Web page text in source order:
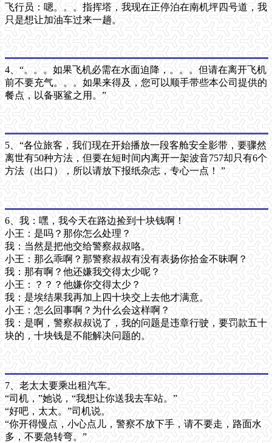
飞行员：嗯。。。指挥塔，我现在正停泊在南机坪四号道，我
只是想让加油车过来一趟。
4、“。。。如果飞机必需在水面迫降，。。。但请在离开飞机
前不要充气。。。如果来得及，您可以顺手带些本公司提供的
餐点，以备驱鲨之用。”
5、“各位旅客，我们现在开始播放一段客舱安全影带，要骤然
离世有50种方法，但要在短时间内离开一架波音757却只有6个
方法（出口），所以请放下报纸杂志，专心一点！ ”
6、我：嘿，我今天在路边捡到十块钱啊！
小王：是吗？那你怎么处理？
我：当然是把他交给警察叔叔咯。
小王：那么乖啊？那警察叔叔有没有表扬你拾金不昧啊？
我：那有啊？他还嫌我交得太少呢？
小王：？？？他嫌你交得太少？
我：是埃结果我再加上四十块交上去他才满意。
小王：怎么回事啊？为什么会这样啊？
我：是啊，警察叔叔说了，我的问题是违章行驶，要罚款五十
块的，十块钱是不能解决问题的。
7、老太太要乘出租汽车。
“司机，”她说，“我想让你送我去车站。”
“好吧，太太。”司机说。
“你开得慢点，小心点儿，警察不放下手，请不要走，路面水
多，不要急转弯。”